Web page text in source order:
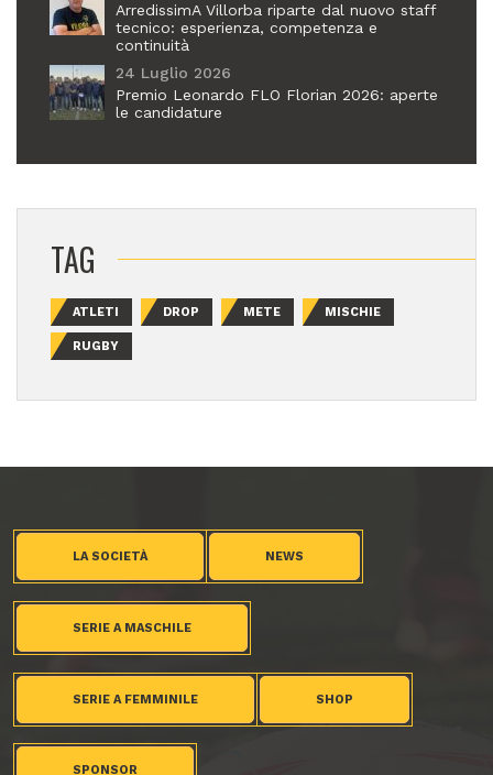
ArredissimA Villorba riparte dal nuovo staff
tecnico: esperienza, competenza e
continuità
24 Luglio 2026
Premio Leonardo FLO Florian 2026: aperte
le candidature
TAG
ATLETI DROP METE MISCHIE
RUGBY
LA SOCIETÀ NEWS
SERIE A MASCHILE
SERIE A FEMMINILE SHOP
SPONSOR